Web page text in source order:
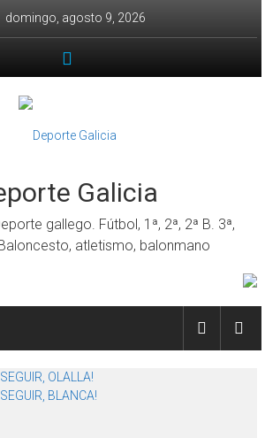
domingo, agosto 9, 2026
Galicia
gallego. Fútbol, 1ª, 2ª, 2ª B. 3ª,
atletismo, balonmano
OLALLA!
BLANCA!